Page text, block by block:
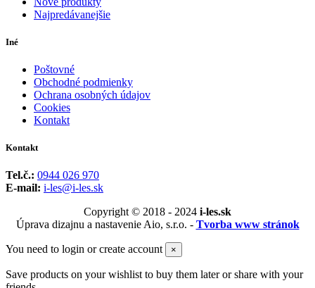
Najpredávanejšie
Iné
Poštovné
Obchodné podmienky
Ochrana osobných údajov
Cookies
Kontakt
Kontakt
Tel.č.: 0944 026 970
E-mail: i-les@i-les.sk
Copyright © 2018 - 2024 i-les.sk
Úprava dizajnu a nastavenie Aio, s.r.o. - Tvorba www stránok
You need to login or create account ×
Save products on your wishlist to buy them later or share with your